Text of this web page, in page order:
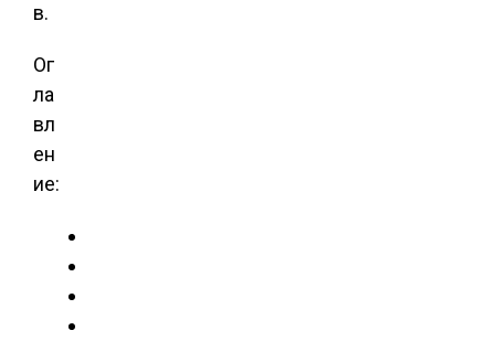
в.
Ог
ла
вл
ен
ие: